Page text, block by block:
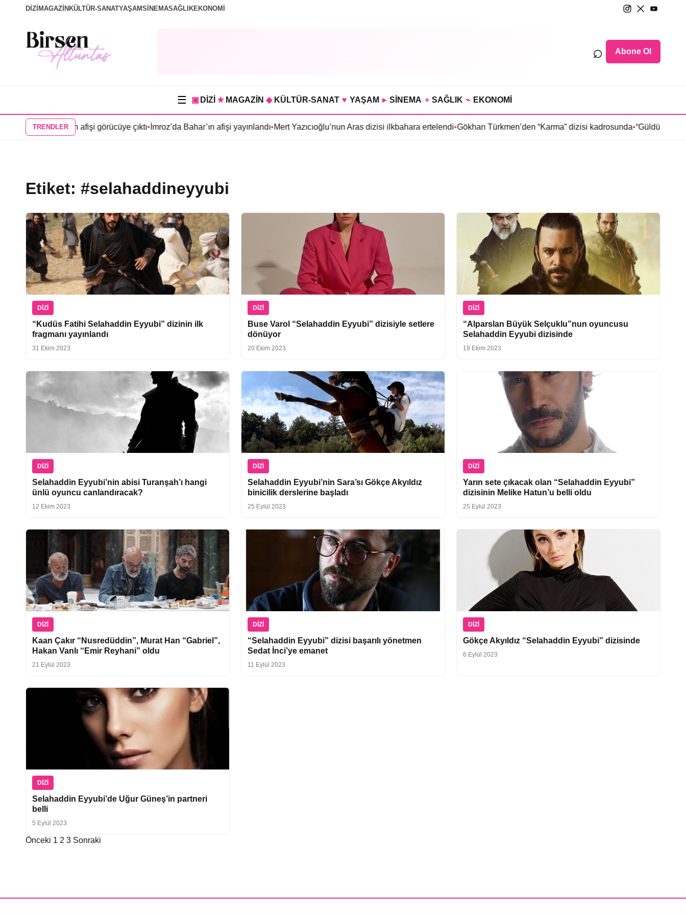
DİZİ MAGAZİN KÜLTÜR-SANATYAŞAMSİNEMASAĞLIKEKONOMİ
⌕ Abone Ol
☰ ▣ DİZİ ★ MAGAZİN ◆ KÜLTÜR-SANAT ♥ YAŞAM ▸ SİNEMA + SAĞLIK ⌁ EKONOMİ
TRENDLER
Köşk”ün afişi görücüye çıktı•İmroz’da Bahar’ın afişi yayınlandı •Mert Yazıcıoğlu’nun Aras dizisi ilkbahara ertelendi •Gökhan Türkmen’den “Karma” dizisi kadrosunda•“Güldür Güldür
Etiket: #selahaddineyyubi
DIZI
“Kudüs Fatihi Selahaddin Eyyubi” dizinin ilk
fragmanı yayınlandı
31 Ekim 2023
DIZI
Buse Varol “Selahaddin Eyyubi” dizisiyle setlere
dönüyor
20 Ekim 2023
DIZI
“Alparslan Büyük Selçuklu”nun oyuncusu
Selahaddin Eyyubi dizisinde
19 Ekim 2023
DIZI
Selahaddin Eyyubi’nin abisi Turanşah’ı hangi
ünlü oyuncu canlandıracak?
12 Ekim 2023
DIZI
Selahaddin Eyyubi’nin Sara’sı Gökçe Akyıldız
binicilik derslerine başladı
25 Eylül 2023
DIZI
Yarın sete çıkacak olan “Selahaddin Eyyubi”
dizisinin Melike Hatun’u belli oldu
25 Eylül 2023
DIZI
Kaan Çakır “Nusredüddin”, Murat Han “Gabriel”,
Hakan Vanlı “Emir Reyhani” oldu
21 Eylül 2023
DIZI
“Selahaddin Eyyubi” dizisi başarılı yönetmen
Sedat İnci’ye emanet
11 Eylül 2023
DIZI
Gökçe Akyıldız “Selahaddin Eyyubi” dizisinde
6 Eylül 2023
DIZI
Selahaddin Eyyubi’de Uğur Güneş’in partneri
belli
5 Eylül 2023
Yazı
Önceki 1 2 3 Sonraki